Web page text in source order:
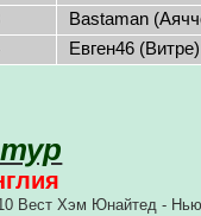
Bastaman
Евген46 (Витре)
Вест Хэм Юнайтед -